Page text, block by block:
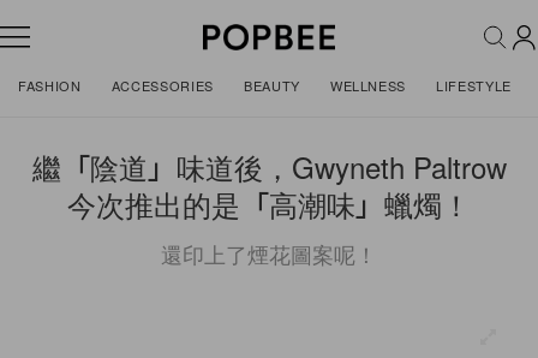
FASHION ACCESSORIES BEAUTY WELLNESS LIFESTYLE
繼「陰道」味道後，Gwyneth Paltrow
今次推出的是「高潮味」蠟燭！
還印上了煙花圖案呢！